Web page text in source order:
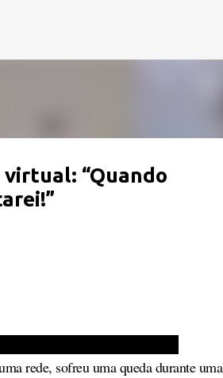
“Quando
rede, sofreu uma queda durante uma